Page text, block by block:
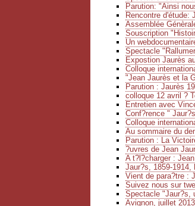
Parution: "Ainsi
Rencontre d'étude:
Assemblée
Souscription
Un
Spectacle
Expostion Jaurès
Colloque
"Jean Jaurès et la
Parution : Jaurès
colloque 12 avril ?
Entretien avec
Conf?rence "
Colloque
Au sommaire du
Parution : La
?uvres de Jean
A t?l?charger :
Jaur?s, 1859-1914,
Vient de para?tre :
Suivez nous sur
Spectacle "Jaur?s,
Avignon, juillet